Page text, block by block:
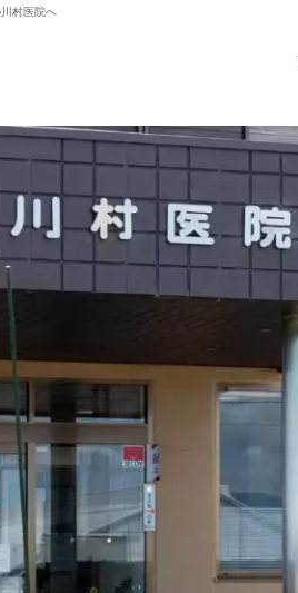
村医院へ